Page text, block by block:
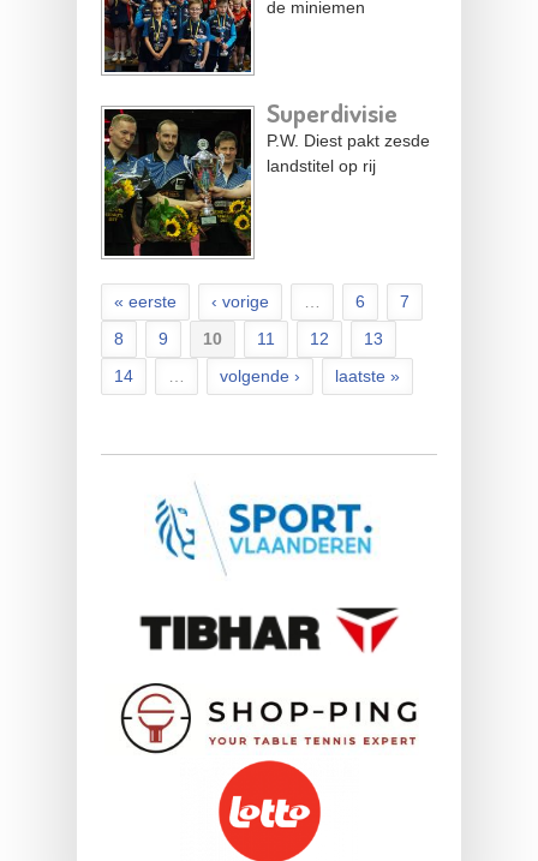
de miniemen
Superdivisie
P.W. Diest pakt zesde
landstitel op rij
« eerste ‹ vorige … 6
7
8
9 10 11 12
13
14
… volgende › laatste »